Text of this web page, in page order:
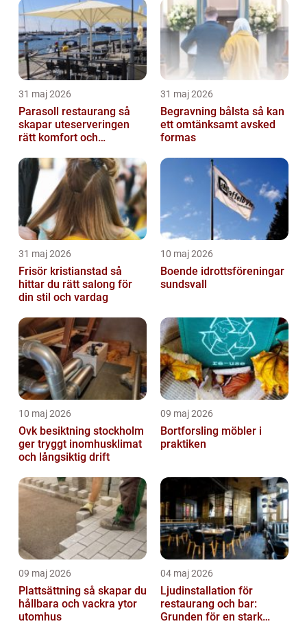
31 maj 2026
Parasoll restaurang så
skapar uteserveringen
rätt komfort och
31 maj 2026
Begravning bålsta så kan
ett omtänksamt avsked
formas
31 maj 2026
Frisör kristianstad så
hittar du rätt salong för
din stil och vardag
10 maj 2026
Boende idrottsföreningar
sundsvall
10 maj 2026
Ovk besiktning stockholm
ger tryggt inomhusklimat
och långsiktig drift
09 maj 2026
Bortforsling möbler i
praktiken
09 maj 2026
Plattsättning så skapar du
hållbara och vackra ytor
utomhus
04 maj 2026
Ljudinstallation för
restaurang och bar:
Grunden för en stark